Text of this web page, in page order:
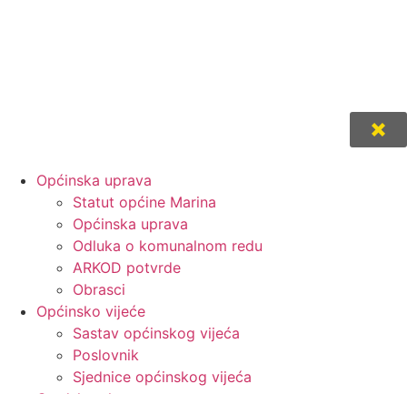
Općinska uprava
Statut općine Marina
Općinska uprava
Odluka o komunalnom redu
ARKOD potvrde
Obrasci
Općinsko vijeće
Sastav općinskog vijeća
Poslovnik
Sjednice općinskog vijeća